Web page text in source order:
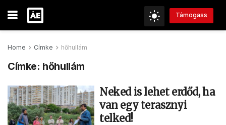
Támogass
Home Címke hőhullám
Címke: hőhullám
Neked is lehet erdőd, ha
van egy terasznyi
telked!